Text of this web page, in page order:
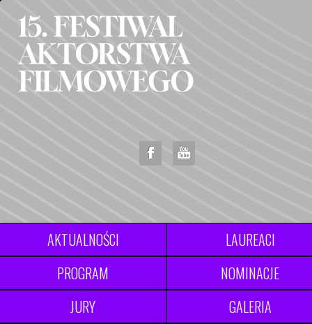
AKTUALNOŚCI
LAUREACI
PROGRAM
NOMINACJE
JURY
GALERIA